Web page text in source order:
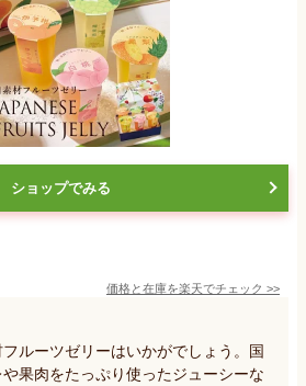
ショップでみる
価格と在庫を楽天でチェック >>
ルーツゼリーはいかがでしょう。国
果肉をたっぷり使ったジューシーな